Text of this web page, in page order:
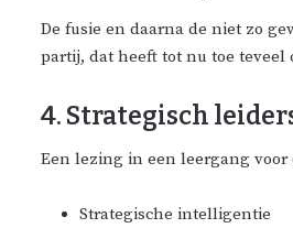
De fusie en daarna de niet zo
partij, dat heeft tot nu toe teveel
4. Strategisch
Een lezing in een leergang voor
Strategische intelligentie